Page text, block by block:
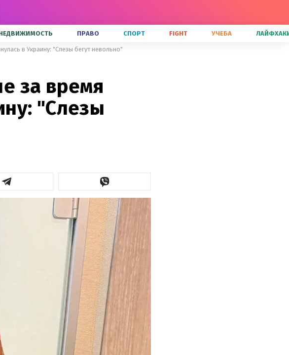
ПРАВО СПОРТ FIGHT УЧЕБА
в Украину: "Слезы бегут невольно"
за время
"Слезы